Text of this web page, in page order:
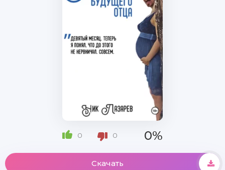
0 0 0%
Скачать